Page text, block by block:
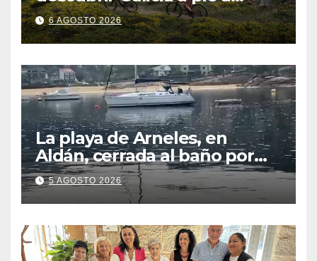
través de más de 1.300
kilómetros
6 AGOSTO 2026
La playa de Arneles, en
Aldán, cerrada al baño por
contaminación del agua tras
detectarse restos fecales
5 AGOSTO 2026